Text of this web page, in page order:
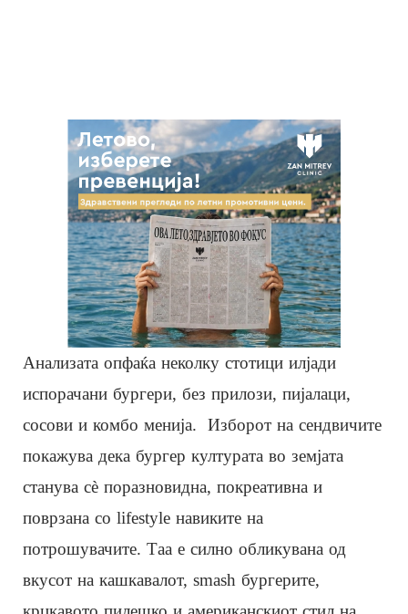
Анализата опфаќа неколку стотици илјади
испорачани бургери, без прилози, пијалаци,
сосови и комбо менија. Изборот на сендвичите
покажува дека бургер културата во земјата
станува сè поразновидна, покреативна и
поврзана со lifestyle навиките на
потрошувачите. Таа е силно обликувана од
вкусот на кашкавалот, smash бургерите,